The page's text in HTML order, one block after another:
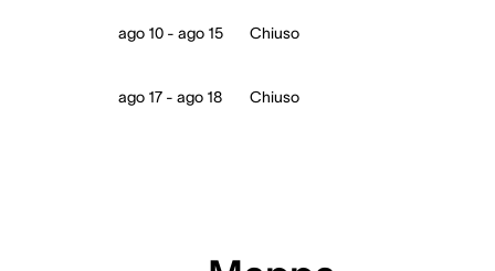
ago 10 - ago 15 Chiuso
ago 17 - ago 18 Chiuso